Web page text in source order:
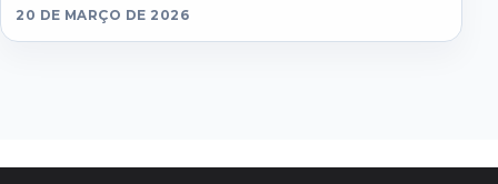
20 DE MARÇO DE 2026